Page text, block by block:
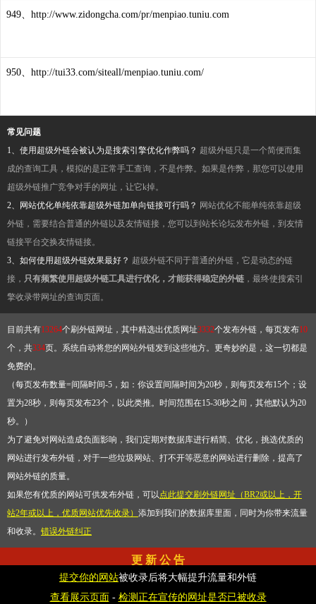
949、http://www.zidongcha.com/pr/menpiao.tuniu.com
950、http://tui33.com/siteall/menpiao.tuniu.com/
常见问题
1、使用超级外链会被认为是搜索引擎优化作弊吗？ 超级外链只是一个简便而集
成的查询工具，模拟的是正常手工查询，不是作弊。如果是作弊，那您可以使用
超级外链推广竞争对手的网址，让它k掉。
2、网站优化单纯依靠超级外链加单向链接可行吗？ 网站优化不能单纯依靠超级
外链，需要结合普通的外链以及友情链接，您可以到站长论坛发布外链，到友情
链接平台交换友情链接。
3、如何使用超级外链效果最好？ 超级外链不同于普通的外链，它是动态的链
接， 只有频繁使用超级外链工具进行优化，才能获得稳定的外链 ，最终使搜索引
擎收录带网址的查询页面。
目前共有13264个刷外链网址，其中精选出优质网址3332个发布外链，每页发布10
个，共334页。系统自动将您的网站外链发到这些地方。更奇妙的是，这一切都是
免费的。
（每页发布数量=间隔时间-5，如：你设置间隔时间为20秒，则每页发布15个；设
置为28秒，则每页发布23个，以此类推。时间范围在15-30秒之间，其他默认为20
秒。）
为了避免对网站造成负面影响，我们定期对数据库进行精简、优化，挑选优质的
网站进行发布外链，对于一些垃圾网站、打不开等恶意的网站进行删除，提高了
网站外链的质量。
如果您有优质的网站可供发布外链，可以点此提交刷外链网址（BR2或以上，开
站2年或以上，优质网站优先收录） 添加到我们的数据库里面，同时为你带来流量
和收录。 错误外链纠正
更 新 公 告
2026-8-8已对外链库进行优化更新
下一更新时间：2026-8-10
提交你的网站被收录后将大幅提升流量和外链
查看展示页面 - 检测正在宣传的网址是否已被收录